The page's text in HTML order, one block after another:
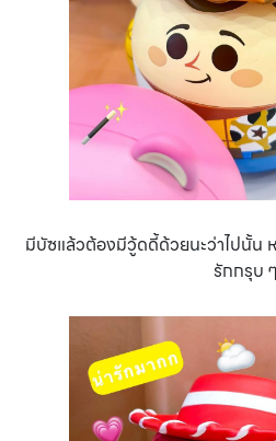
มีบัซแล้วต้องมีวู้ดดี้ด้วยนะว่าไปนั้น
รักกรุบ ๆ